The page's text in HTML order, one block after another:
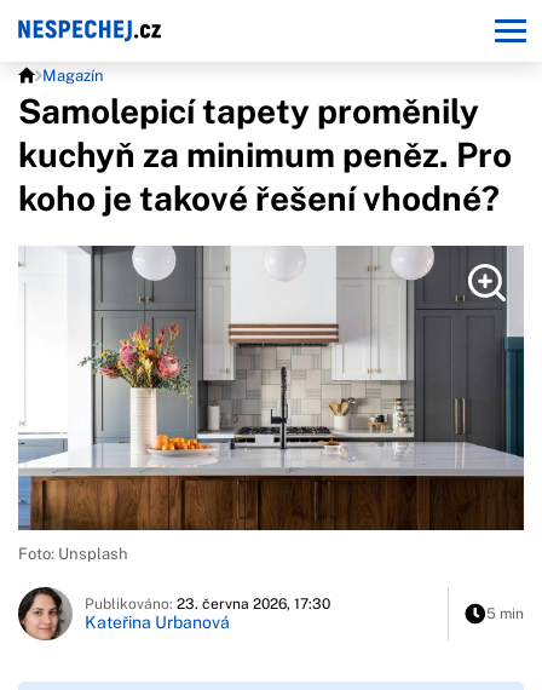
Magazín
Samolepicí tapety proměnily
kuchyň za minimum peněz. Pro
koho je takové řešení vhodné?
Foto: Unsplash
Publikováno: 23. června 2026, 17:30
Kateřina Urbanová 5 min